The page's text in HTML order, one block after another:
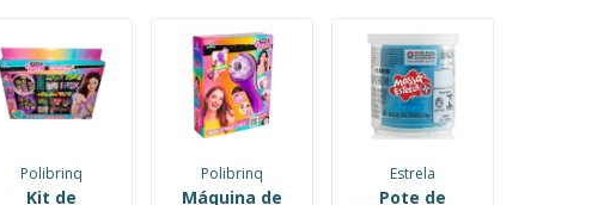
Polibrinq
Kit de
Polibrinq
Máquina de
Estrela
Pote de